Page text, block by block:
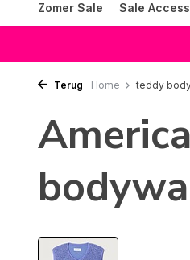
Zomer Sale Sale
Terug Home teddy